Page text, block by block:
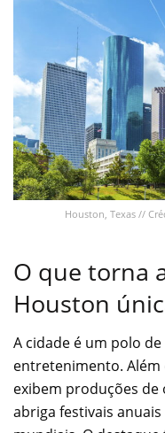
Houston, Texas //
O que torna
Houston
A cidade é um polo
entretenimento.
exibem produções
abriga festivais